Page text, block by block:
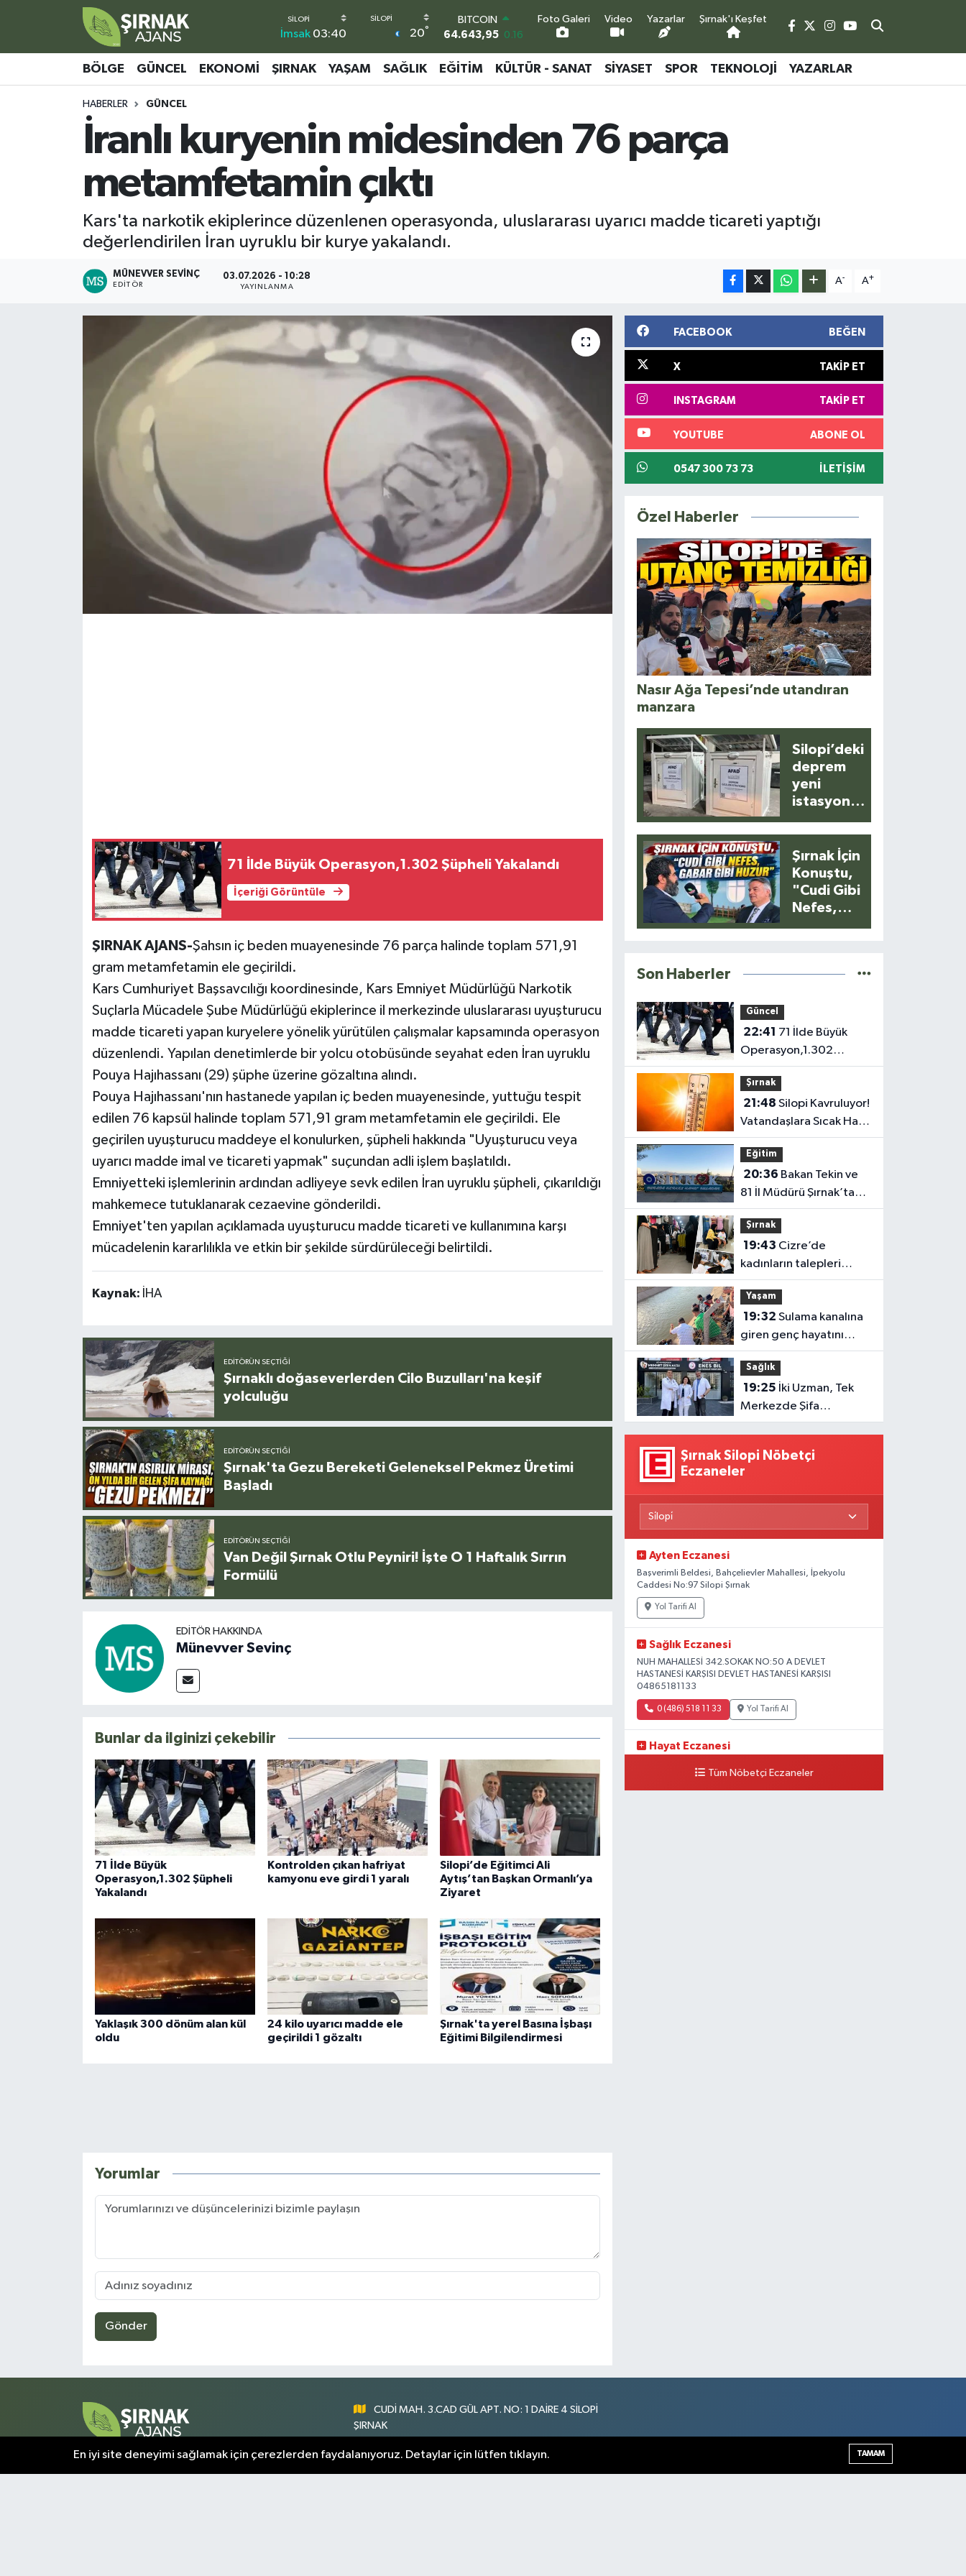
İmsak 03:40 20°
BITCOIN
64.643,95 0.16
47,6006
0.06
64,2398
0.2
GRAM ALTIN
6500.87
0.12
Foto Galeri Video Yazarlar Şırnak'ı Keşfet
BÖLGE GÜNCEL EKONOMI ŞIRNAK YAŞAM SAĞLIK EĞITIM KÜLTÜR - SANAT SIYASET SPOR TEKNOLOJI YAZARLAR
HABERLER GÜNCEL
İranlı kuryenin midesinden 76 parça
metamfetamin çıktı
Kars'ta narkotik ekiplerince düzenlenen operasyonda, uluslararası uyarıcı madde ticareti yaptığı
değerlendirilen İran uyruklu bir kurye yakalandı.
MÜNEVVER SEVINÇ
EDITÖR
03.07.2026 - 10:28
YAYINLANMA
A- A+
71 İlde Büyük Operasyon,1.302 Şüpheli Yakalandı
İçeriği Görüntüle
ŞIRNAK AJANS-Şahsın iç beden muayenesinde 76 parça halinde toplam 571,91
gram metamfetamin ele geçirildi.
Kars Cumhuriyet Başsavcılığı koordinesinde, Kars Emniyet Müdürlüğü Narkotik
Suçlarla Mücadele Şube Müdürlüğü ekiplerince il merkezinde uluslararası uyuşturucu
madde ticareti yapan kuryelere yönelik yürütülen çalışmalar kapsamında operasyon
düzenlendi. Yapılan denetimlerde bir yolcu otobüsünde seyahat eden İran uyruklu
Pouya Hajıhassanı (29) şüphe üzerine gözaltına alındı.
Pouya Hajıhassanı'nın hastanede yapılan iç beden muayenesinde, yuttuğu tespit
edilen 76 kapsül halinde toplam 571,91 gram metamfetamin ele geçirildi. Ele
geçirilen uyuşturucu maddeye el konulurken, şüpheli hakkında "Uyuşturucu veya
uyarıcı madde imal ve ticareti yapmak" suçundan adli işlem başlatıldı.
Emniyetteki işlemlerinin ardından adliyeye sevk edilen İran uyruklu şüpheli, çıkarıldığı
mahkemece tutuklanarak cezaevine gönderildi.
Emniyet'ten yapılan açıklamada uyuşturucu madde ticareti ve kullanımına karşı
mücadelenin kararlılıkla ve etkin bir şekilde sürdürüleceği belirtildi.
Kaynak: İHA
EDITÖRÜN SEÇTIĞI
Şırnaklı doğaseverlerden Cilo Buzulları'na keşif
yolculuğu
EDITÖRÜN SEÇTIĞI
Şırnak'ta Gezu Bereketi Geleneksel Pekmez Üretimi
Başladı
EDITÖRÜN SEÇTIĞI
Van Değil Şırnak Otlu Peyniri! İşte O 1 Haftalık Sırrın
Formülü
EDITÖR HAKKINDA
Münevver Sevinç
Bunlar da ilginizi çekebilir
71 İlde Büyük
Operasyon,1.302 Şüpheli
Yakalandı
Kontrolden çıkan hafriyat
kamyonu eve girdi 1 yaralı
Silopi’de Eğitimci Ali
Aytış’tan Başkan Ormanlı’ya
Ziyaret
Yaklaşık 300 dönüm alan kül
oldu
24 kilo uyarıcı madde ele
geçirildi 1 gözaltı
Şırnak'ta yerel Basına İşbaşı
Eğitimi Bilgilendirmesi
Yorumlar
Gönder
FACEBOOK BEĞEN
X TAKIP ET
INSTAGRAM TAKIP ET
YOUTUBE ABONE OL
0547 300 73 73 İLETIŞIM
Özel Haberler
Nasır Ağa Tepesi’nde utandıran
manzara
Silopi’deki
deprem
yeni
istasyonla
kaydedildi
Şırnak İçin
Konuştu,
"Cudi Gibi
Nefes,
Son Haberler
Güncel
22:41
Operasyon,1.302
Şüpheli Yakalandı
Şırnak
21:48
Vatandaşlara Sıcak Hava
Uyarısı
Eğitim
20:36
81 İl Müdürü Şırnak’ta
Toplanıyor
Şırnak
19:43
kadınların talepleri
sahada dinleniyor
Yaşam
19:32
giren genç hayatını
kaybetti
Sağlık
19:25
Merkezde Şifa
Dağıtacak
Şırnak Silopi Nöbetçi
Eczaneler
Ayten Eczanesi
Başverimli Beldesi, Bahçelievler Mahallesi, İpekyolu
Caddesi No:97 Silopi Şırnak
Yol Tarifi Al
Sağlık Eczanesi
NUH MAHALLESİ 342.SOKAK NO:50 A DEVLET
HASTANESİ KARŞISI DEVLET HASTANESİ KARŞISI
04865181133
0 (486) 518 11 33 Yol Tarifi Al
Hayat Eczanesi
Tüm Nöbetçi Eczaneler
Şırnak ve çevresindeki tüm gelişmeler, bu sayfada anlık
olarak sunulmaktadır. Kentin nabzını tutan en kritik
CUDİ MAH. 3.CAD GÜL APT. NO: 1 DAİRE 4 SİLOPİ
ŞIRNAK
0547 300 73 73
En iyi site deneyimi sağlamak için çerezlerden faydalanıyoruz. Detaylar için lütfen tıklayın. TAMAM
Bölge
Ekonomi
Şırnak Nöbetçi Eczaneler
Şirnak Namaz Vakitleri
Süper Lig Puan Durumu ve Fikstür
Tüm Manşetler
Son Dakika Haberleri